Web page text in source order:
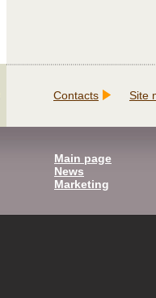
Contacts Site
Main page
News
Marketing